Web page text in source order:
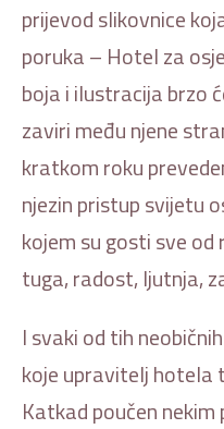
prijevod slikovnice
poruka – Hotel za
boja i ilustracija brzo
zaviri među njene
kratkom roku
njezin pristup svijetu
kojem su gosti sve
tuga, radost, ljutnja,
I svaki od tih
koje upravitelj hotela
Katkad poučen